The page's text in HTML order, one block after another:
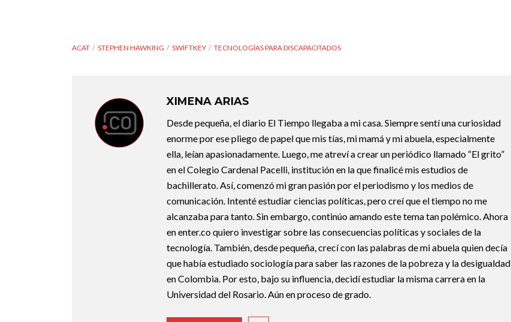
ACAT STEPHEN HAWKING SWIFTKEY TECNOLOGÍAS PARA DISCAPACITADOS
XIMENA ARIAS
Desde pequeña, el diario El Tiempo llegaba a mi casa. Siempre sentí una curiosidad
enorme por ese pliego de papel que mis tías, mi mamá y mi abuela, especialmente
ella, leían apasionadamente. Luego, me atreví a crear un periódico llamado “El grito”
en el Colegio Cardenal Pacelli, institución en la que finalicé mis estudios de
bachillerato. Así, comenzó mi gran pasión por el periodismo y los medios de
comunicación. Intenté estudiar ciencias políticas, pero creí que el tiempo no me
alcanzaba para tanto. Sin embargo, continúo amando este tema tan polémico. Ahora
en enter.co quiero investigar sobre las consecuencias políticas y sociales de la
tecnología. También, desde pequeña, crecí con las palabras de mi abuela quien decía
que había estudiado sociología para saber las razones de la pobreza y la desigualdad
en Colombia. Por esto, bajo su influencia, decidí estudiar la misma carrera en la
Universidad del Rosario. Aún en proceso de grado.